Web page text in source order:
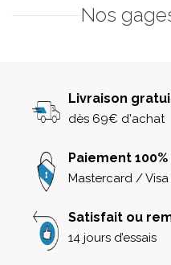
Nos
Livraison
dès 69€ d'achat
Paiement
Mastercard /
Satisfait ou
14 jours d’essais